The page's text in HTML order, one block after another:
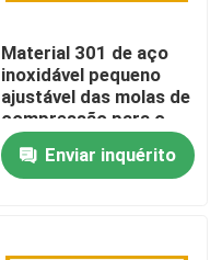
Material 301 de aço
inoxidável pequeno
ajustável das molas de
compressão para o
motor
Enviar inquérito